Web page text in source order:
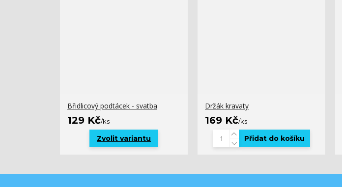
Břidlicový podtácek - svatba
129 Kč/ks
Zvolit variantu
Držák kravaty
169 Kč/ks
Přidat do košíku